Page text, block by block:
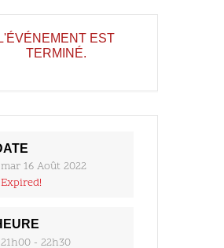
L'ÉVÉNEMENT EST
TERMINÉ.
mar 16 Août 2022
Expired!
21h00 - 22h30